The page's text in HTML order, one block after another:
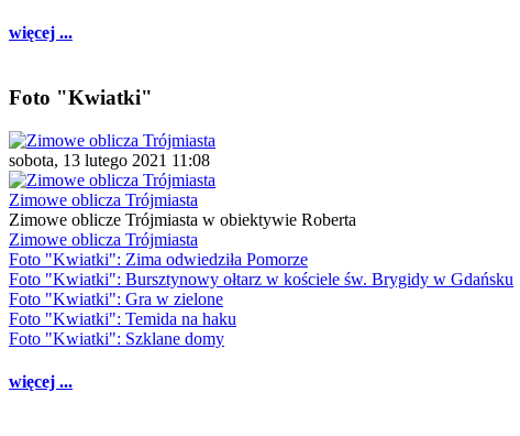
więcej ...
Foto "Kwiatki"
sobota, 13 lutego 2021 11:08
Zimowe oblicza Trójmiasta
Zimowe oblicze Trójmiasta w obiektywie Roberta
Zimowe oblicza Trójmiasta
Foto "Kwiatki": Zima odwiedziła Pomorze
Foto "Kwiatki": Bursztynowy ołtarz w kościele św. Brygidy w Gdańsku
Foto "Kwiatki": Gra w zielone
Foto "Kwiatki": Temida na haku
Foto "Kwiatki": Szklane domy
więcej ...